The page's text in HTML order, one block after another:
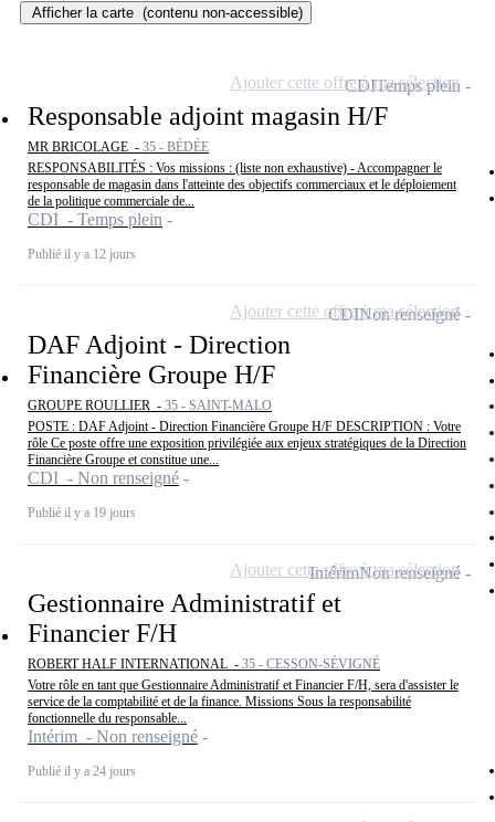
Afficher la carte (contenu non-accessible)
Responsable adjoint magasin H/F
MR BRICOLAGE - 35 - BÉDÉE
RESPONSABILITÉS : Vos missions : (liste non exhaustive) - Accompagner le
responsable de magasin dans l'atteinte des objectifs commerciaux et le déploiement
de la politique commerciale de...
CDI - Temps plein
Publié il y a 12 jours
CDITemps plein
Ajouter cette offre à ma sélection
DAF Adjoint - Direction
Financière Groupe H/F
GROUPE ROULLIER - 35 - SAINT-MALO
POSTE : DAF Adjoint - Direction Financière Groupe H/F DESCRIPTION : Votre
rôle Ce poste offre une exposition privilégiée aux enjeux stratégiques de la Direction
Financière Groupe et constitue une...
CDI - Non renseigné
Publié il y a 19 jours
CDINon renseigné
Ajouter cette offre à ma sélection
Gestionnaire Administratif et
Financier F/H
ROBERT HALF INTERNATIONAL - 35 - CESSON-SÉVIGNÉ
Votre rôle en tant que Gestionnaire Administratif et Financier F/H, sera d'assister le
service de la comptabilité et de la finance. Missions Sous la responsabilité
fonctionnelle du responsable...
Intérim - Non renseigné
Publié il y a 24 jours
IntérimNon renseigné
Ajouter cette offre à ma sélection